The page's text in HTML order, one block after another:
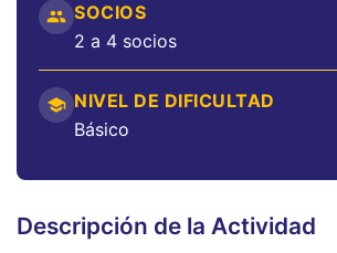
SOCIOS
2 a 4 socios
NIVEL DE DIFICULTAD
Básico
Descripción de la Actividad